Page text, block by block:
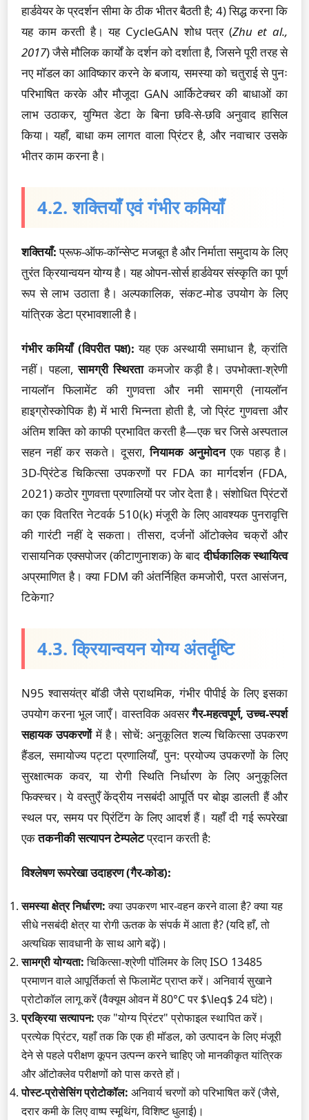
हार्डवेयर के प्रदर्शन सीमा के ठीक भीतर बैठती है; 4) सिद्ध करना कि
यह काम करती है। यह CycleGAN शोध पत्र (Zhu et al.,
2017) जैसे मौलिक कार्यों के दर्शन को दर्शाता है, जिसने पूरी तरह से
नए मॉडल का आविष्कार करने के बजाय, समस्या को चतुराई से पुनः
परिभाषित करके और मौजूदा GAN आर्किटेक्चर की बाधाओं का
लाभ उठाकर, युग्मित डेटा के बिना छवि-से-छवि अनुवाद हासिल
किया। यहाँ, बाधा कम लागत वाला प्रिंटर है, और नवाचार उसके
भीतर काम करना है।
4.2. शक्तियाँ एवं गंभीर कमियाँ
शक्तियाँ:प्रूफ-ऑफ-कॉन्सेप्ट मजबूत है और निर्माता समुदाय के लिए
तुरंत क्रियान्वयन योग्य है। यह ओपन-सोर्स हार्डवेयर संस्कृति का पूर्ण
रूप से लाभ उठाता है। अल्पकालिक, संकट-मोड उपयोग के लिए
यांत्रिक डेटा प्रभावशाली है।
गंभीर कमियाँ (विपरीत पक्ष): यह एक अस्थायी समाधान है, क्रांति
नहीं। पहला,सामग्री स्थिरताकमजोर कड़ी है। उपभोक्ता-श्रेणी
नायलॉन फिलामेंट की गुणवत्ता और नमी सामग्री (नायलॉन
हाइग्रोस्कोपिक है) में भारी भिन्नता होती है, जो प्रिंट गुणवत्ता और
अंतिम शक्ति को काफी प्रभावित करती है—एक चर जिसे अस्पताल
सहन नहीं कर सकते। दूसरा,नियामक अनुमोदनएक पहाड़ है।
3D-प्रिंटेड चिकित्सा उपकरणों पर FDA का मार्गदर्शन (FDA,
2021) कठोर गुणवत्ता प्रणालियों पर जोर देता है। संशोधित प्रिंटरों
का एक वितरित नेटवर्क 510(k) मंजूरी के लिए आवश्यक पुनरावृत्ति
की गारंटी नहीं दे सकता। तीसरा, दर्जनों ऑटोक्लेव चक्रों और
रासायनिक एक्सपोजर (कीटाणुनाशक) के बाददीर्घकालिक स्थायित्व
अप्रमाणित है। क्या FDM की अंतर्निहित कमजोरी, परत आसंजन,
टिकेगा?
4.3. क्रियान्वयन योग्य अंतर्दृष्टि
N95 श्वासयंत्र बॉडी जैसे प्राथमिक, गंभीर पीपीई के लिए इसका
उपयोग करना भूल जाएँ। वास्तविक अवसरगैर-महत्वपूर्ण, उच्च-स्पर्श
सहायक उपकरणोंमें है। सोचें: अनुकूलित शल्य चिकित्सा उपकरण
हैंडल, समायोज्य पट्टा प्रणालियाँ, पुन: प्रयोज्य उपकरणों के लिए
सुरक्षात्मक कवर, या रोगी स्थिति निर्धारण के लिए अनुकूलित
फिक्स्चर। ये वस्तुएँ केंद्रीय नसबंदी आपूर्ति पर बोझ डालती हैं और
स्थल पर, समय पर प्रिंटिंग के लिए आदर्श हैं। यहाँ दी गई रूपरेखा
एकतकनीकी सत्यापन टेम्पलेटप्रदान करती है:
विश्लेषण रूपरेखा उदाहरण (गैर-कोड):
समस्या क्षेत्र निर्धारण:क्या उपकरण भार-वहन करने वाला है? क्या यह
सीधे नसबंदी क्षेत्र या रोगी ऊतक के संपर्क में आता है? (यदि हाँ, तो
अत्यधिक सावधानी के साथ आगे बढ़ें)।
सामग्री योग्यता:चिकित्सा-श्रेणी पॉलिमर के लिए ISO 13485
प्रमाणन वाले आपूर्तिकर्ता से फिलामेंट प्राप्त करें। अनिवार्य सुखाने
प्रोटोकॉल लागू करें (वैक्यूम ओवन में 80°C पर $\leq$ 24 घंटे)।
प्रक्रिया सत्यापन:एक "योग्य प्रिंटर" प्रोफाइल स्थापित करें।
प्रत्येक प्रिंटर, यहाँ तक कि एक ही मॉडल, को उत्पादन के लिए मंजूरी
देने से पहले परीक्षण कूपन उत्पन्न करने चाहिए जो मानकीकृत यांत्रिक
और ऑटोक्लेव परीक्षणों को पास करते हों।
पोस्ट-प्रोसेसिंग प्रोटोकॉल: अनिवार्य चरणों को परिभाषित करें (जैसे,
दरार कमी के लिए वाष्प स्मूथिंग, विशिष्ट धुलाई)।